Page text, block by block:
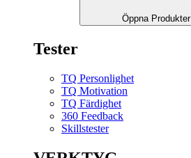
Öppna Produkter
Tester
TQ Personlighet
TQ Motivation
TQ Färdighet
360 Feedback
Skillstester